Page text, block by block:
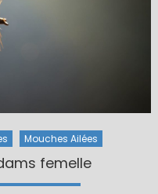
Mouches Ailées
femelle